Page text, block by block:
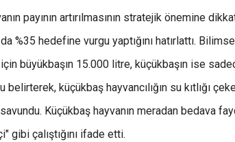
payının artırılmasının stratejik önemine
%35 hedefine vurgu yaptığını hatırlattı.
büyükbaşın 15.000 litre, küçükbaşın ise
belirterek, küçükbaş hayvancılığın su kıtlığı
Küçükbaş hayvanın meradan bedava
gibi çalıştığını ifade etti.